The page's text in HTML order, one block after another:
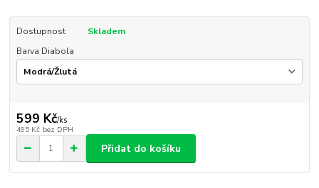
Dostupnost
Skladem
Barva Diabola
599 Kč/ks
495 Kč bez DPH
Přidat do košíku